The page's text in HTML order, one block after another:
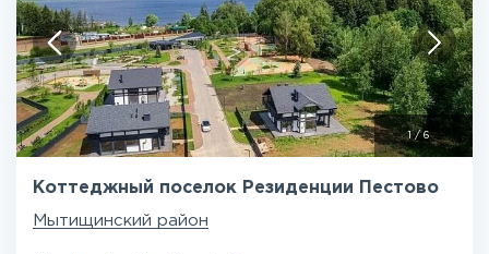
1/ 6
Коттеджный поселок Резиденции Пестово
Мытищинский район